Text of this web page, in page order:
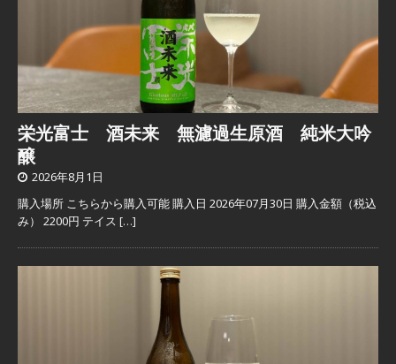
栄光富士 酒未来 無濾過生原酒 純米大吟
醸
2026年8月1日
購入場所 こちらから購入可能 購入日 2026年07月30日 購入金額（税込
み） 2200円 テイス […]